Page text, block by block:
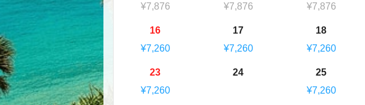
¥7,876
¥7,876
¥7,876
16
¥7,260
17
¥7,260
18
¥7,260
23
¥7,260
24
25
¥7,260